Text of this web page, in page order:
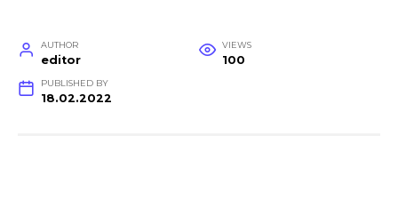
AUTHOR
editor
VIEWS
100
PUBLISHED BY
18.02.2022